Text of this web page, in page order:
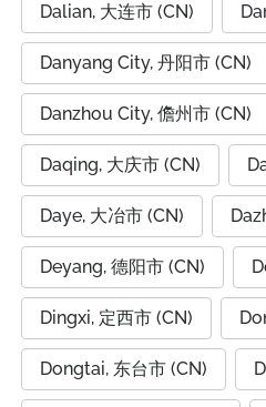
Dalian, 大连市 (CN)
Danyang City, 丹阳市 (CN)
Danzhou City, 儋州市 (CN)
Daqing, 大庆市 (CN)
Daye, 大冶市 (CN)
Deyang, 德阳市 (CN)
Dingxi, 定西市 (CN)
Dongtai, 东台市 (CN)